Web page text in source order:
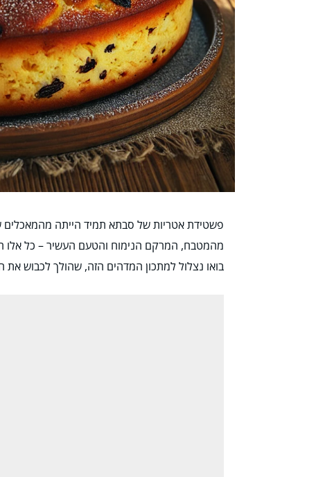
פשטידת אטריות של סבתא תמיד הייתה מהמאכלים
מהמטבח, המרקם הנימוח והטעם העשיר – כל אלו
בואו נצלול למתכון המדהים הזה, שהולך לכבוש